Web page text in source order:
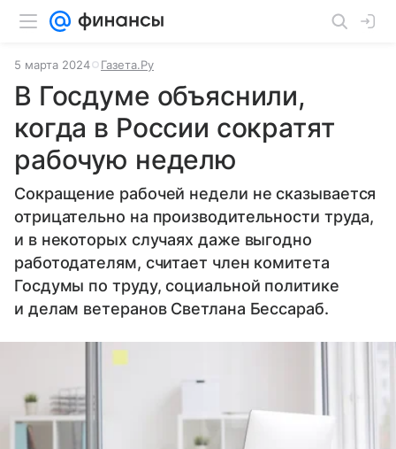
5 марта 2024 Газета.Ру
В Госдуме объяснили,
когда в России сократят
рабочую неделю
Сокращение рабочей недели не сказывается
отрицательно на производительности труда,
и в некоторых случаях даже выгодно
работодателям, считает член комитета
Госдумы по труду, социальной политике
и делам ветеранов Светлана Бессараб.